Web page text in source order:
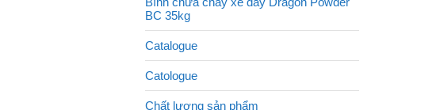
BC 35kg
Catalogue
Catologue
Chất lượng sản phẩm